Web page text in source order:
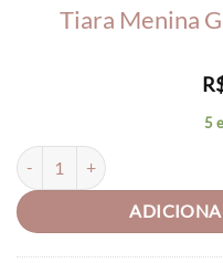
Tiara Menina
5
Tiara Menina Gatinho Brasil